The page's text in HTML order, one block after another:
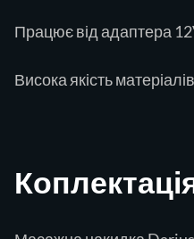
Працює від адаптера
Висока якість